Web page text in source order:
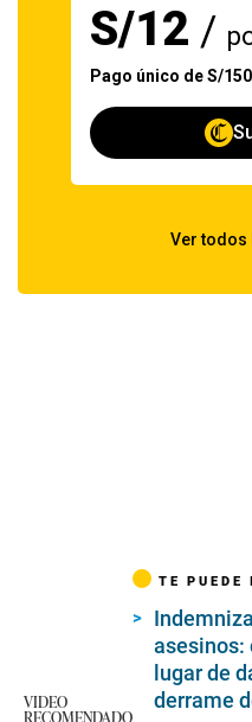
VIDEO
RECOMENDADO
TE PUEDE
asesinos:
lugar de
derrame